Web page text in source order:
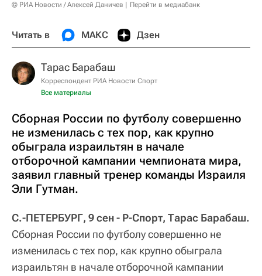
© РИА Новости / Алексей Даничев Перейти в медиабанк
Читать в МАКС Дзен
Тарас Барабаш
Корреспондент РИА Новости Спорт
Все материалы
Сборная России по футболу совершенно
не изменилась с тех пор, как крупно
обыграла израильтян в начале
отборочной кампании чемпионата мира,
заявил главный тренер команды Израиля
Эли Гутман.
С.-ПЕТЕРБУРГ, 9 сен - Р-Спорт, Тарас Барабаш.
Сборная России по футболу совершенно не
изменилась с тех пор, как крупно обыграла
израильтян в начале отборочной кампании